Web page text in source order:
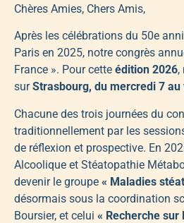
Chères Amies, Chers Amis,
Après les célébrations du 50e
Paris en 2025, notre congrès
France ». Pour cette édition 2026,
surStrasbourg, du mercredi 7
Chacune des trois journées du
traditionnellement par les
de réflexion et prospective. En
Alcoolique et Stéatopathie
devenir le groupe « Maladies
désormais sous la coordination
Boursier, et celui « Recherche sur